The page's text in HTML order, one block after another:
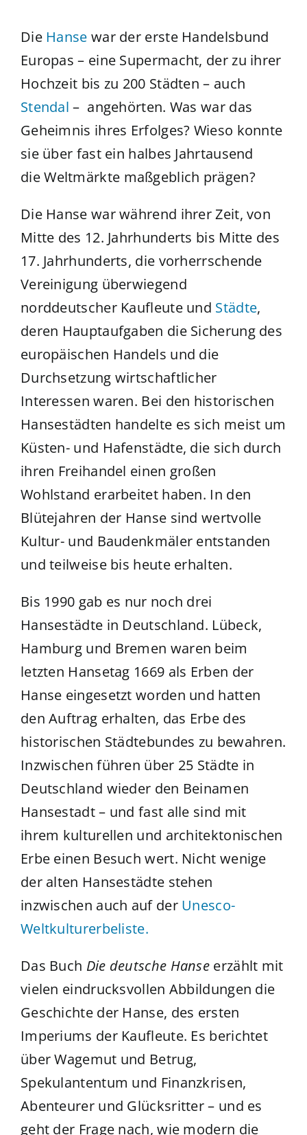
Die Hanse war der erste Handelsbund
Europas – eine Supermacht, der zu ihrer
Hochzeit bis zu 200 Städten – auch
Stendal – angehörten. Was war das
Geheimnis ihres Erfolges? Wieso konnte
sie über fast ein halbes Jahrtausend
dieWeltmärkte maßgeblich prägen?
Die Hanse war während ihrer Zeit, von
Mitte des 12. Jahrhunderts bis Mitte des
17. Jahrhunderts, die vorherrschende
Vereinigung überwiegend
norddeutscher Kaufleute und Städte,
deren Hauptaufgaben die Sicherung des
europäischen Handels und die
Durchsetzung wirtschaftlicher
Interessen waren. Bei den historischen
Hansestädten handelte es sich meist um
Küsten- und Hafenstädte, die sich durch
ihren Freihandel einen großen
Wohlstand erarbeitet haben. In den
Blütejahren der Hanse sind wertvolle
Kultur- und Baudenkmäler entstanden
und teilweise bis heute erhalten.
Bis 1990 gab es nur noch drei
Hansestädte in Deutschland. Lübeck,
Hamburg und Bremen waren beim
letzten Hansetag 1669 als Erben der
Hanse eingesetzt worden und hatten
den Auftrag erhalten, das Erbe des
historischen Städtebundes zu bewahren.
Inzwischen führen über 25 Städte in
Deutschland wieder den Beinamen
Hansestadt – und fast alle sind mit
ihrem kulturellen und architektonischen
Erbe einen Besuch wert. Nicht wenige
der alten Hansestädte stehen
inzwischen auch auf der Unesco-
Weltkulturerbeliste.
Das Buch Die deutsche Hanse erzählt mit
vielen eindrucksvollen Abbildungen die
Geschichte der Hanse, des ersten
Imperiums der Kaufleute. Es berichtet
über Wagemut und Betrug,
Spekulantentum und Finanzkrisen,
Abenteurer und Glücksritter – und es
geht der Frage nach, wie modern die